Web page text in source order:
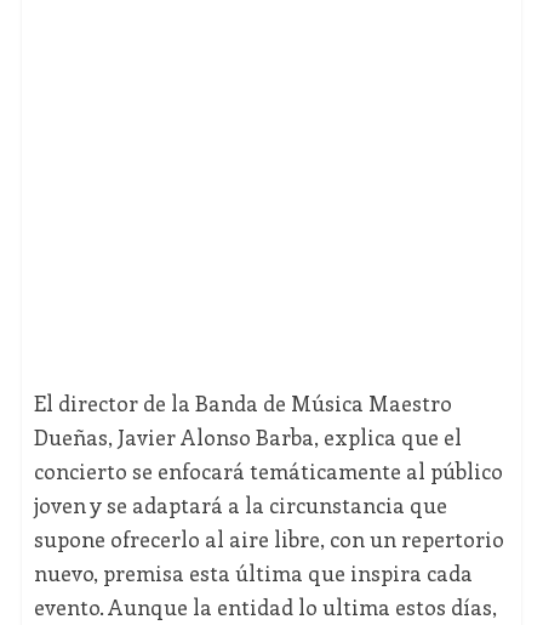
El director de la Banda de Música Maestro
Dueñas, Javier Alonso Barba, explica que el
concierto se enfocará temáticamente al público
joven y se adaptará a la circunstancia que
supone ofrecerlo al aire libre, con un repertorio
nuevo, premisa esta última que inspira cada
evento. Aunque la entidad lo ultima estos días,